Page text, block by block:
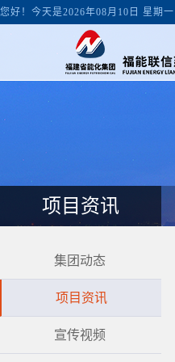
您好！今天是2026年08月10日 星期一
项目资讯
集团动态
项目资讯
宣传视频